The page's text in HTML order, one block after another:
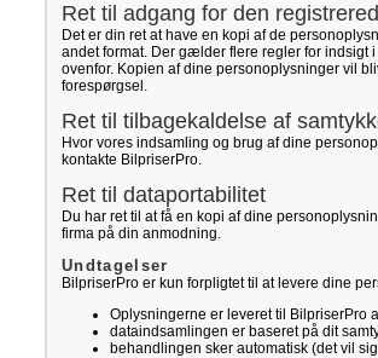
Ret til adgang for den
Det er din ret at have en kopi af de
andet format. Der gælder flere regler for
ovenfor. Kopien af dine personoplysninger vil
forespørgsel.
Ret til tilbagekaldelse af
Hvor vores indsamling og brug af dine
kontakte BilpriserPro.
Ret til dataportabilitet
Du har ret til at få en kopi af dine
firma på din anmodning.
Undtagelser
BilpriserPro er kun forpligtet til at levere dine
Oplysningerne er leveret til BilpriserPro
dataindsamlingen er baseret på dit
behandlingen sker automatisk (det vil